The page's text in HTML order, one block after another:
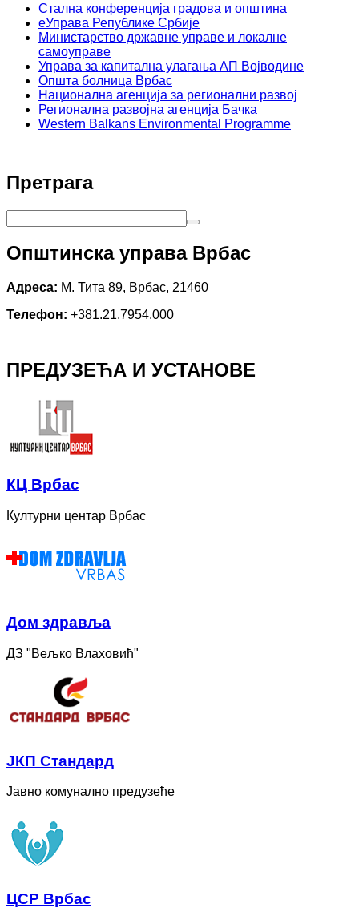
Стална конференција градова и општина
еУправа Републике Србије
Министарство државне управе и локалне
самоуправе
Управа за капитална улагања АП Војводине
Општа болница Врбас
Национална агенција за регионални развој
Регионална развојна агенција Бачка
Western Balkans Environmental Programme
Претрага
Општинска управа Врбас
Адреса: М. Тита 89, Врбас, 21460
Телефон: +381.21.7954.000
ПРЕДУЗЕЋА И УСТАНОВЕ
КЦ Врбас
Културни центар Врбас
Дом здравља
ДЗ "Вељко Влаховић"
ЈКП Стандард
Јавно комунално предузеће
ЦСР Врбас